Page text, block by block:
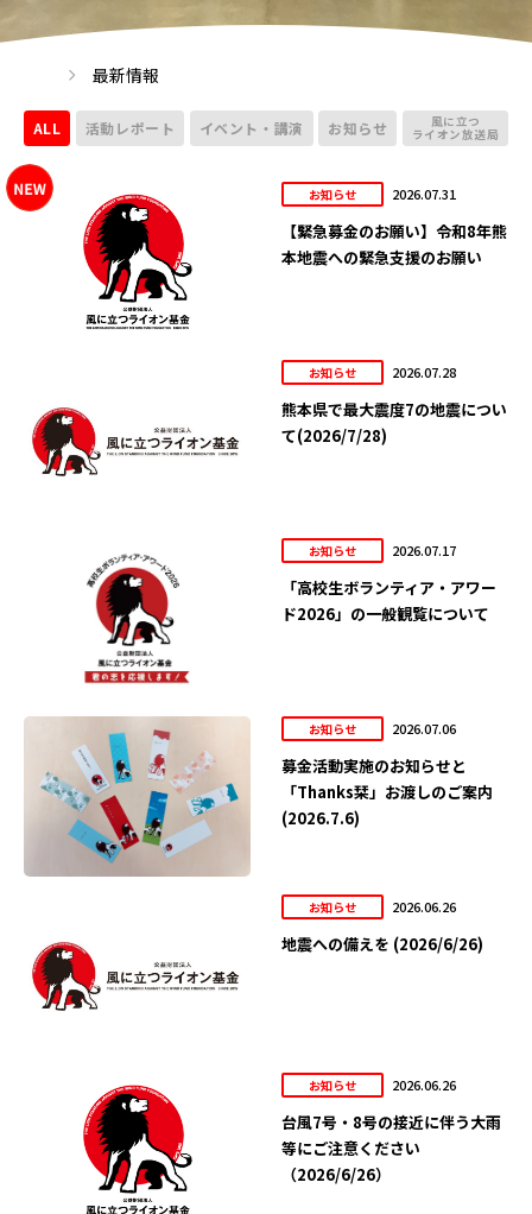
最新情報
ALL 活動レポート イベント・講演 お知らせ 風に立つ
ライオン放送局
お知らせ 2026.07.31
【緊急募金のお願い】令和8年熊
本地震への緊急支援のお願い
お知らせ 2026.07.28
熊本県で最大震度7の地震につい
て(2026/7/28)
お知らせ 2026.07.17
「高校生ボランティア・アワー
ド2026」の一般観覧について
お知らせ 2026.07.06
募金活動実施のお知らせと
「Thanks栞」お渡しのご案内
(2026.7.6)
お知らせ 2026.06.26
地震への備えを (2026/6/26)
お知らせ 2026.06.26
台風7号・8号の接近に伴う大雨
等にご注意ください
（2026/6/26）